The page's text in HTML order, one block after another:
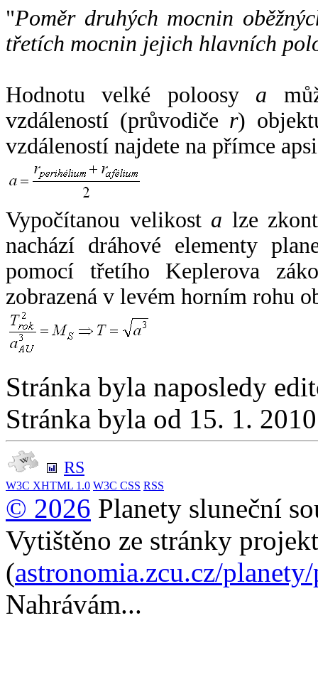
"Poměr druhých mocnin
třetích mocnin jejich hlavních
Hodnotu velké poloosy a
vzdáleností (průvodiče r)
vzdáleností najdete na přímce
Vypočítanou velikost a lze
nachází dráhové elementy
pomocí třetího Keplerova
zobrazená v levém horním rohu
Stránka byla naposledy
Stránka byla od 15. 1.
RS
W3C XHTML 1.0 W3C CSS RSS
© 2026 Planety sluneční
Vytištěno ze stránky
(astronomia.zcu.cz/
Nahrávám...